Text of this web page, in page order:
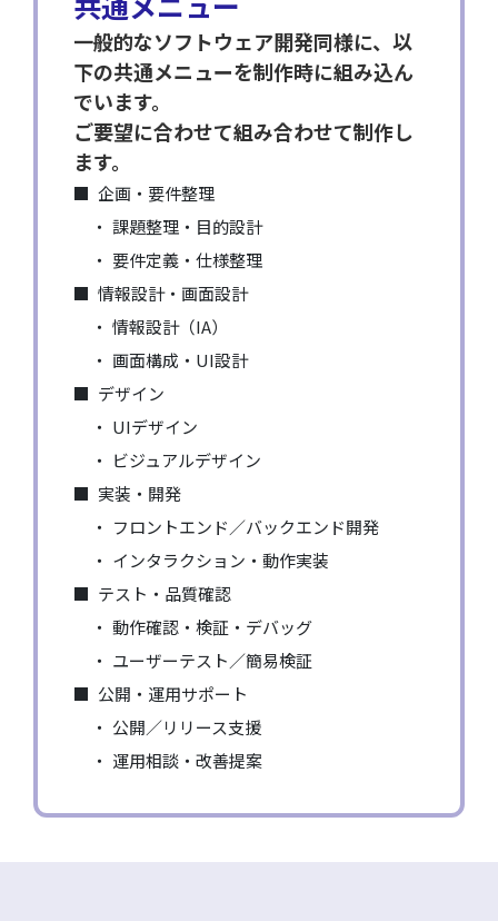
一般的なソフトウェア開発同様に、以
下の共通メニューを制作時に組み込ん
でいます。
ご要望に合わせて組み合わせて制作し
ます。
企画・要件整理
課題整理・目的設計
要件定義・仕様整理
情報設計・画面設計
情報設計（IA）
画面構成・UI設計
デザイン
UIデザイン
ビジュアルデザイン
実装・開発
フロントエンド／バックエンド開発
インタラクション・動作実装
テスト・品質確認
動作確認・検証・デバッグ
ユーザーテスト／簡易検証
公開・運用サポート
公開／リリース支援
運用相談・改善提案